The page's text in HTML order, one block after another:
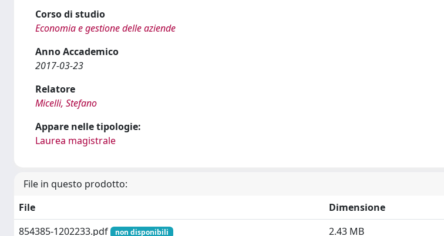
Corso di studio
Economia e gestione delle aziende
Anno Accademico
2017-03-23
Relatore
Micelli, Stefano
Appare nelle tipologie:
Laurea magistrale
File in questo prodotto:
File
Dimensione
854385-1202233.pdf
non disponibili 2.43 MB